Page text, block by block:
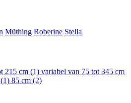
Müthing Roberine Stella
215 cm (1) variabel van 75 tot 345 cm
(1) 85 cm (2)